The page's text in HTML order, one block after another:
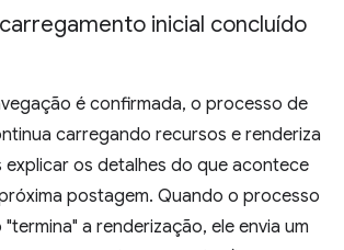
inicial concluído
é confirmada, o processo de
carregando recursos e renderiza
explicar os detalhes do que acontece
postagem. Quando o processo
a renderização, ele envia um